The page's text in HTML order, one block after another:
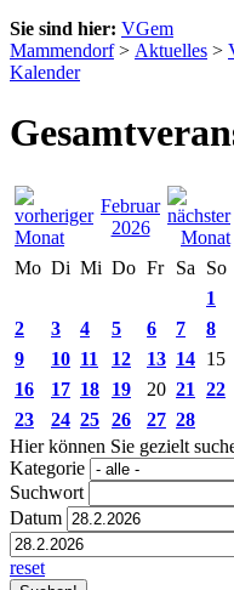
Sie sind hier: VGem
Mammendorf> Aktuelles >
Kalender
Februar
2026
Mo Di Mi Do Fr Sa
So
1
2
3 4 5 6 7
8
9
10 11 12 13 14 15
16
17 18 19 20 21
22
23
24 25 26 27 28
Hier können Sie gezielt
Kategorie
Suchwort
Datum
reset